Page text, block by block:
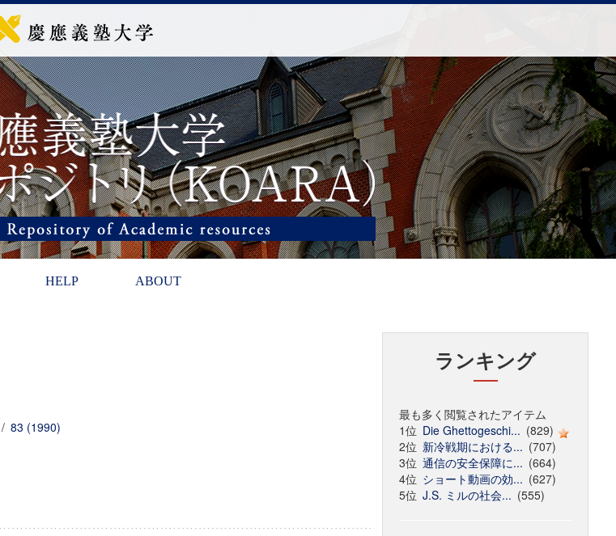
HELP ABOUT
/ 83 (1990)
ランキング
最も多く閲覧されたアイテム
1位 Die Ghettogeschi... (829)
2位 新冷戦期における... (707)
3位 通信の安全保障に... (664)
4位 ショート動画の効... (627)
5位 J.S. ミルの社会... (555)